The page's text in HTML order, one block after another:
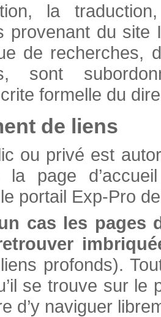
la
provenant du
de recherches,
sont
formelle du
de liens
ou privé est
page
portail Exp-Pro
cas les pages
profonds).
se trouve sur
d’y naviguer